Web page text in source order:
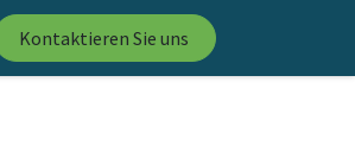
Kontaktieren Sie uns